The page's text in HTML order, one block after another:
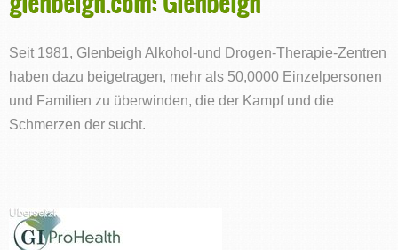
Seit 1981, Glenbeigh Alkohol-und Drogen-Therapie-Zentren
haben dazu beigetragen, mehr als 50,0000 Einzelpersonen
und Familien zu überwinden, die der Kampf und die
Schmerzen der sucht.